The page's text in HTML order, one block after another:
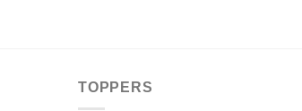
TOPPERS